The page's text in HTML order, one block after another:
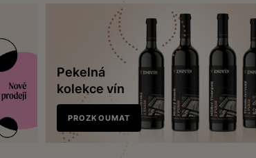
Pekelná
kolekce vín
PROZKOUMAT